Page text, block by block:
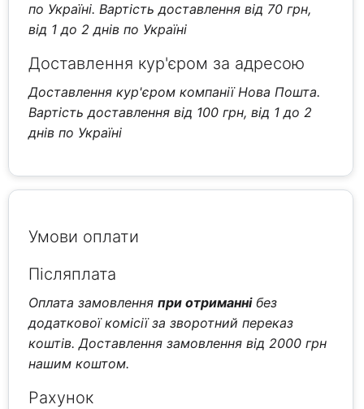
по Україні. Вартість доставлення від 70 грн,
від 1 до 2 днів по Україні
Доставлення кур'єром за адресою
Доставлення кур'єром компанії Нова Пошта.
Вартість доставлення від 100 грн, від 1 до 2
днів по Україні
Умови оплати
Післяплата
Оплата замовленняпри отриманнібез
додаткової комісії за зворотний переказ
коштів. Доставлення замовлення від 2000 грн
нашим коштом.
Рахунок